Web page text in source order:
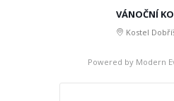
VÁNOČNÍ
Kostel
Powered by Modern